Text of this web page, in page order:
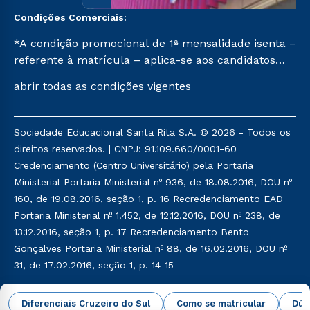
Diferenciais Cruzeiro do Sul Como se matricular
Condições Comerciais:
*A condição promocional de 1ª mensalidade isenta –
referente à matrícula – aplica-se aos candidatos
na prova on-line ou agendada, que ofertam bolsas
semestre de 2023, que ainda não tenham efetivado
e/ou não tenham cancelado ou trancado sua
matrícula em uma das Instituições da Cruzeiro do
Sul Educacional, no período de 1 ano. Tais condições
não se aplicam aos cursos de Medicina, e também
para matriculados via FIES, Prouni e outros
programas governamentais, e não se acumula com
nenhuma outra campanha ofertada pela Instituição.
abrir todas as condições vigentes
Sociedade Educacional Santa Rita S.A. © 2026 - Todos os
direitos reservados. | CNPJ: 91.109.660/0001-60
Credenciamento (Centro Universitário) pela Portaria
Ministerial Portaria Ministerial nº 936, de 18.08.2016, DOU nº
160, de 19.08.2016, seção 1, p. 16 Recredenciamento EAD
Portaria Ministerial nº 1.452, de 12.12.2016, DOU nº 238, de
13.12.2016, seção 1, p. 17 Recredenciamento Bento
Gonçalves Portaria Ministerial nº 88, de 16.02.2016, DOU nº
31, de 17.02.2016, seção 1, p. 14-15
Política de Privacidade Política de Cookies